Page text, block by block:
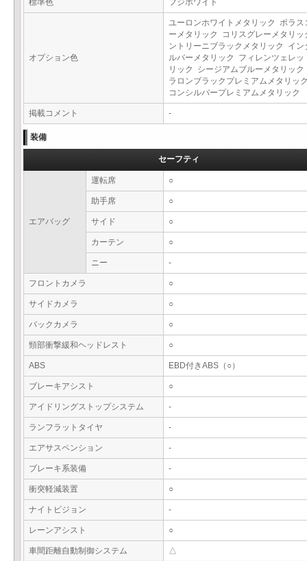
標準色
フジホワイト
オプション色
ユーロンホワイトメタリック ポラス
ーメタリック コリスグレーメタリ
ントリーニブラックメタリック イン
ルバーメタリック フィレンツェレッ
リック シージアムブルーメタリッ
ラロンブラックプレミアムメタリッ
コンシルバープレミアムメタリック
掲載コメント -
装備
セーフティ
エアバッグ
運転席 ○
助手席 ○
サイド ○
カーテン ○
ニー -
フロントカメラ ○
サイドカメラ ○
バックカメラ ○
頸部衝撃緩和ヘッドレスト ○
ABS EBD付きABS（○）
ブレーキアシスト ○
アイドリングストップシステム -
ランフラットタイヤ -
エアサスペンション -
ブレーキ系装備 -
衝突軽減装置 ○
ナイトビジョン -
レーンアシスト ○
車間距離自動制御システム △